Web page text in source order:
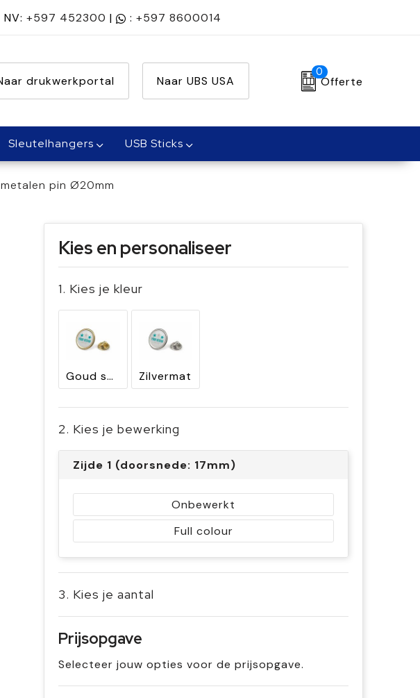
NV: +597 452300 | : +597 8600014
drukwerkportal Naar UBS USA
0
Offerte
Sleutelhangers USB Sticks
pin Ø20mm
Kies en personaliseer
1. Kies je kleur
Goud satijn Zilvermat
2. Kies je bewerking
Zijde 1 (doorsnede: 17mm)
Onbewerkt
Full colour
3. Kies je aantal
Prijsopgave
Selecteer jouw opties voor de prijsopgave.